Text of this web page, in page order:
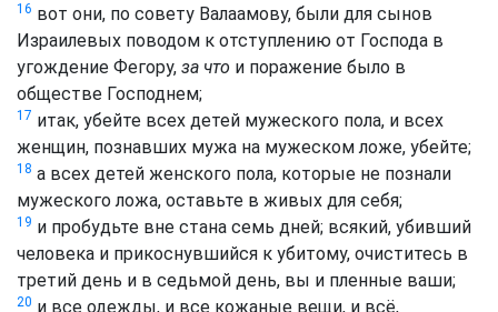
16 вот они, по совету Валаамову, были для сынов
Израилевых поводом к отступлению от Господа в
угождение Фегору, за что и поражение было в
обществе Господнем;
17 итак, убейте всех детей мужеского пола, и всех
женщин, познавших мужа на мужеском ложе, убейте;
18 а всех детей женского пола, которые не познали
мужеского ложа, оставьте в живых для себя;
19 и пробудьте вне стана семь дней; всякий, убивший
человека и прикоснувшийся к убитому, очиститесь в
третий день и в седьмой день, вы и пленные ваши;
20 и все одежды, и все кожаные вещи, и всё,